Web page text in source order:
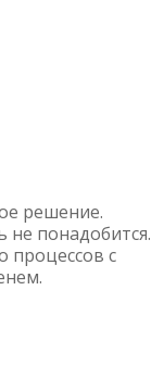
решение.
не понадобится.
процессов с